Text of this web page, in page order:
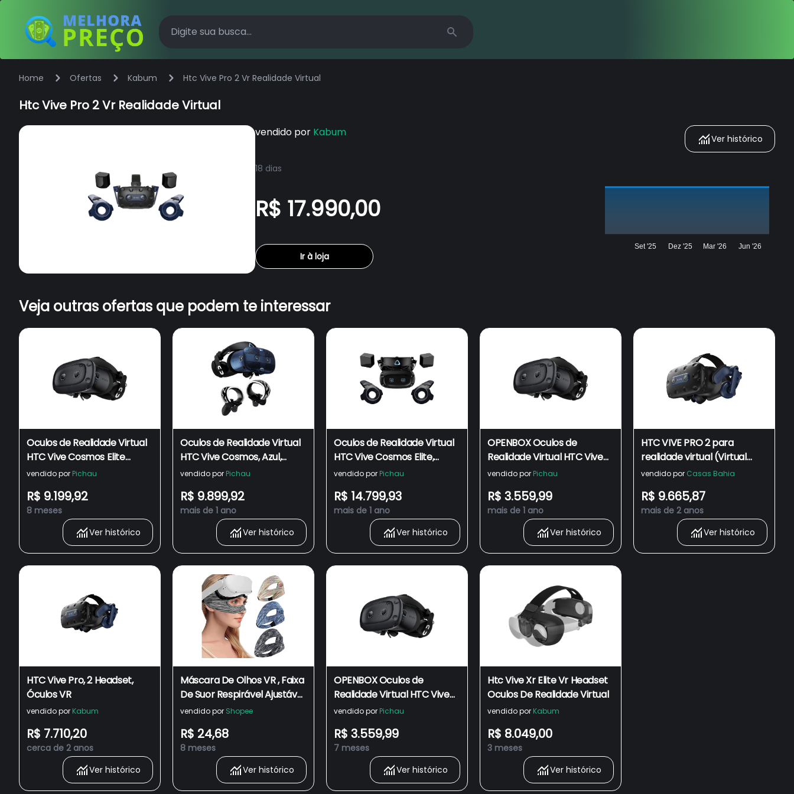
Home Ofertas Kabum Htc Vive Pro 2 Vr Realidade Virtual
Htc Vive Pro 2 Vr Realidade Virtual
vendido por Kabum
18 dias
R$ 17.990,00
Ir à loja
Ver histórico
Set '25 Dez '25 Mar '26 Jun '26
Veja outras ofertas que podem te interessar
Oculos de Realidade Virtual
HTC Vive Cosmos Elite
Headset, Preto, 99HASF006-
vendido por Pichau
R$ 9.199,92
8 meses
Ver histórico
Oculos de Realidade Virtual
HTC Vive Cosmos, Azul,
99HARL000-00
vendido por Pichau
R$ 9.899,92
mais de 1 ano
Ver histórico
Oculos de Realidade Virtual
HTC Vive Cosmos Elite,
Preto, 99HART000-00
vendido por Pichau
R$ 14.799,93
mais de 1 ano
Ver histórico
OPENBOX Oculos de
Realidade Virtual HTC Vive
Cosmos Elite Headset, Preto,
vendido por Pichau
R$ 3.559,99
mais de 1 ano
Ver histórico
HTC VIVE PRO 2 para
realidade virtual (Virtual
Reality / Somente o
vendido por Casas Bahia
R$ 9.665,87
mais de 2 anos
Ver histórico
HTC Vive Pro, 2 Headset,
Óculos VR
vendido por Kabum
R$ 7.710,20
cerca de 2 anos
Ver histórico
Máscara De Olhos VR , Faixa
De Suor Respirável Ajustável
Para Oculus Quest 2 , HTC
vendido por Shopee
R$ 24,68
8 meses
Ver histórico
OPENBOX Oculos de
Realidade Virtual HTC Vive
Cosmos Elite Headset, Preto,
vendido por Pichau
R$ 3.559,99
7 meses
Ver histórico
Htc Vive Xr Elite Vr Headset
Oculos De Realidade Virtual
vendido por Kabum
R$ 8.049,00
3 meses
Ver histórico